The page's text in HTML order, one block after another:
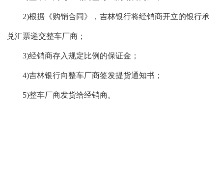
2)根据《购销合同》，吉林银行将经销商开立的银行承
兑汇票递交整车厂商；
3)经销商存入规定比例的保证金；
4)吉林银行向整车厂商签发提货通知书；
5)整车厂商发货给经销商。